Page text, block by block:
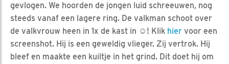
gevlogen. We hoorden de jongen luid schreeuwen, nog
steeds vanaf een lagere ring. De valkman schoot over
de valkvrouw heen in 1x de kast in ☺! Klik hier voor een
screenshot. Hij is een geweldig vlieger. Zij vertrok. Hij
bleef en maakte een kuiltje in het grind. Dit doet hij om